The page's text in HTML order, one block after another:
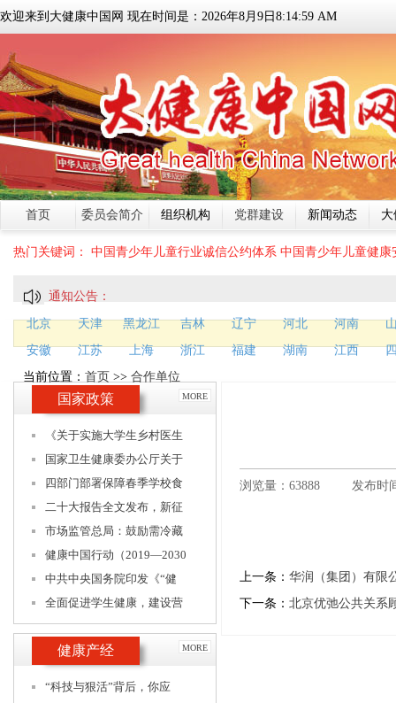
欢迎来到大健康中国网 现在时间是： 2026年8月 9 日 8:15:00 AM
首页 委员会简介 组织机构 党群建设 新闻动态
热门关键词： 中国青少年儿童行业诚信公约体系 中国青少年儿童健康
通知公告：
北京 天津 黑龙江 吉林 辽宁 河北 河南
安徽
江苏 上海 浙江 福建 湖南 江西
当前位置： 首页 >> 合作单位
浏览量：63888 发布时
上一条： 华润（集团）有限
下一条： 北京优弛公共关系
国家政策 MORE
《关于实施大学生乡村医生
国家卫生健康委办公厅关于
四部门部署保障春季学校食
二十大报告全文发布，新征
市场监管总局：鼓励需冷藏
健康中国行动（2019—2030
中共中央国务院印发《“健
全面促进学生健康，建设营
健康产经 MORE
“科技与狠活”背后，你应